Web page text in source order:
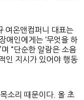
여온앤컴퍼니 대표는
애인에게는 ‘무엇을 하
며 “단순한 알람은 소음
인 지시가 있어야 행동
소리 때문이다. 올 초